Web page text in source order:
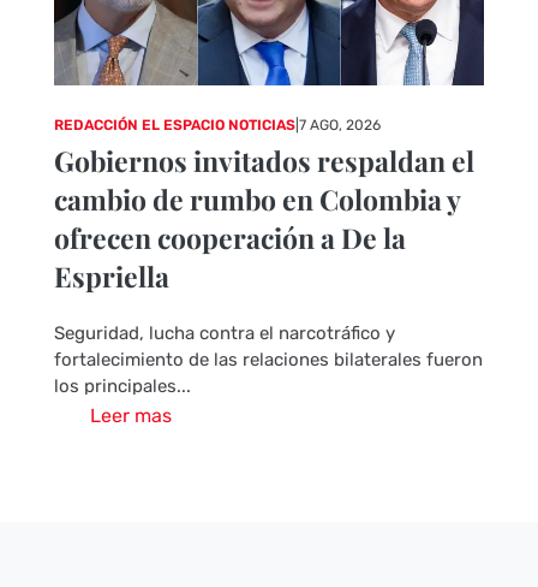
REDACCIÓN EL ESPACIO NOTICIAS| 7 AGO, 2026
Gobiernos invitados respaldan el
cambio de rumbo en Colombia y
ofrecen cooperación a De la
Espriella
Seguridad, lucha contra el narcotráfico y
fortalecimiento de las relaciones bilaterales fueron
los principales...
Leer mas